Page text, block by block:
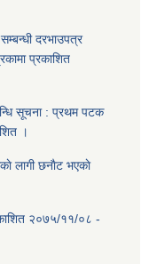
दरभाउपत्र
प्रकाशित
सूचना : प्रथम पटक
।
लागी छनाैट भएकाे
२०७५/११/०८ -